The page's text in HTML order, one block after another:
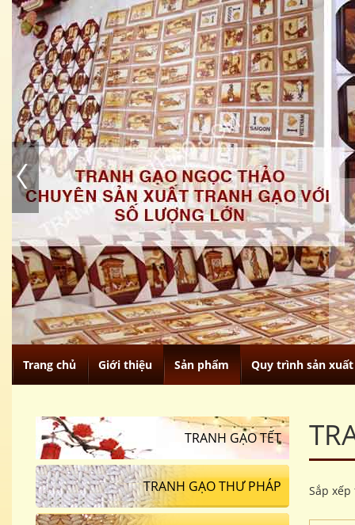
Trang chủ Giới thiệu Sản phẩm Quy trình sản xuất
Sắp
TRANH GẠO TẾT
TRANH GẠO THƯ PHÁP